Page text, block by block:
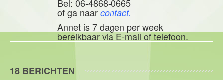
Bel: 06-4868-0665
of ga naar contact.
Annet is 7 dagen per week
bereikbaar via E-mail of telefoon.
18 BERICHTEN